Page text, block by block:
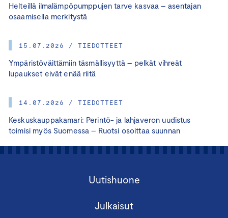
Helteillä ilmalämpöpumppujen tarve kasvaa – asentajan
osaamisella merkitystä
15.07.2026 / TIEDOTTEET
Ympäristöväittämiin täsmällisyyttä – pelkät vihreät
lupaukset eivät enää riitä
14.07.2026 / TIEDOTTEET
Keskuskauppakamari: Perintö- ja lahjaveron uudistus
toimisi myös Suomessa – Ruotsi osoittaa suunnan
Uutishuone
Julkaisut